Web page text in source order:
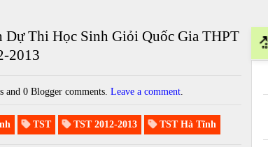
Thi Học Sinh Giỏi Quốc Gia THPT
2013
and 0 Blogger comments.Leave a comment
TST TST 2012-2013 TST Hà Tĩnh